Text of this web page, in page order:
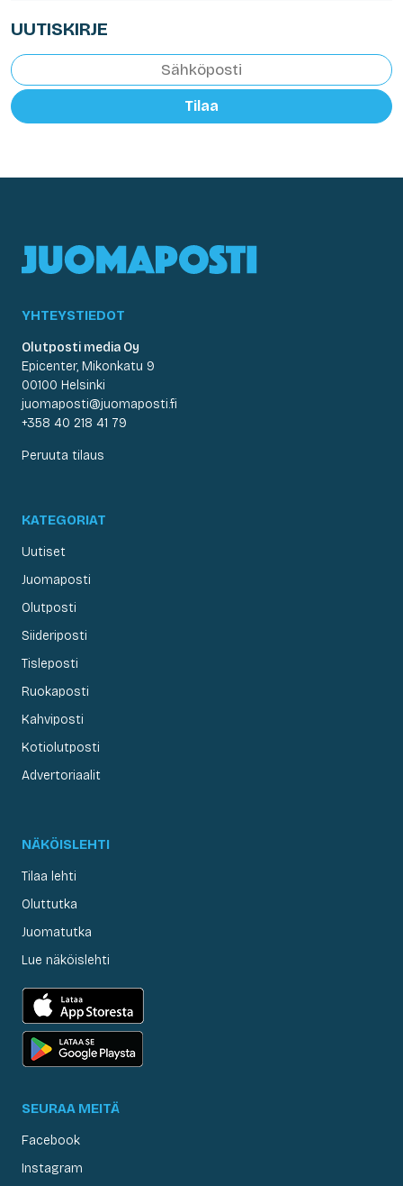
UUTISKIRJE
Tilaa
YHTEYSTIEDOT
Olutposti media Oy
Epicenter, Mikonkatu 9
00100 Helsinki
juomaposti@juomaposti.fi
+358 40 218 41 79
Peruuta tilaus
KATEGORIAT
Uutiset
Juomaposti
Olutposti
Siideriposti
Tisleposti
Ruokaposti
Kahviposti
Kotiolutposti
Advertoriaalit
NÄKÖISLEHTI
Tilaa lehti
Oluttutka
Juomatutka
Lue näköislehti
SEURAA MEITÄ
Facebook
Instagram